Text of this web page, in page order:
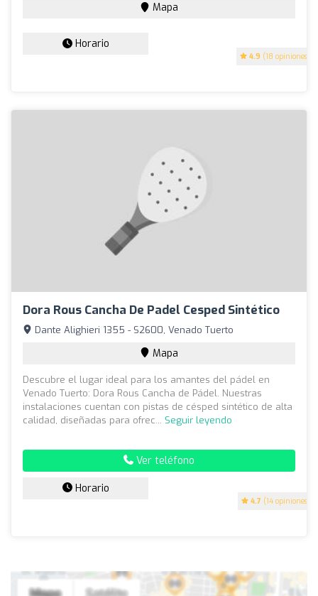
4.9 (18 opiniones)
Mapa
Horario
Dora Rous Cancha De Padel Cesped Sintético
4.7 (14 opiniones)
Dante Alighieri 1355 - S2600, Venado Tuerto
Mapa
Descubre el lugar ideal para los amantes del pádel en
Venado Tuerto: Dora Rous Cancha de Pádel. Nuestras
instalaciones cuentan con pistas de césped sintético de alta
calidad, diseñadas para ofrec... Seguir leyendo
Ver teléfono
Horario